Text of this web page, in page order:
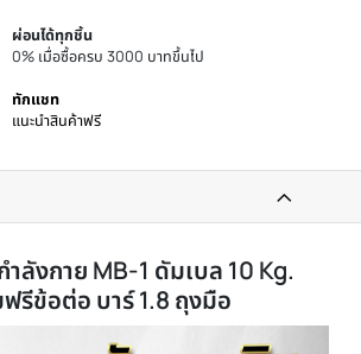
ประกันศูนย์
รับประกันโดยศูนย์ไทย
ส่งทันที
0% เมื่อซื้อครบ 3000 บาทขึ้นไป
ทักแชท
แนะนำสินค้าฟรี